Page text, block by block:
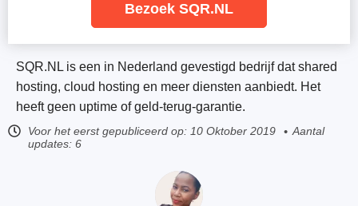
SQR.NL is een in Nederland gevestigd bedrijf dat shared
hosting, cloud hosting en meer diensten aanbiedt. Het
heeft geen uptime of geld-terug-garantie.
Voor het eerst gepubliceerd op: 10 Oktober 2019
Aantal
updates: 6
Bezoek SQR.NL